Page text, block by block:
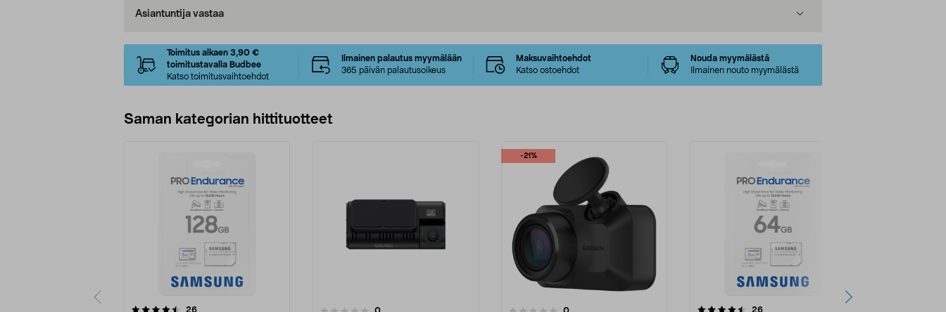
Asiantuntija vastaa
Toimitus alkaen 3,90 €
toimitustavalla Budbee
Katso toimitusvaihtoehdot
Ilmainen palautus myymälään
365 päivän palautusoikeus
Maksuvaihtoehdot
Katso ostoehdot
Nouda myymälästä
Ilmainen nouto myymälästä
Saman kategorian hittituotteet
26arvostelut arvostelut
-21%
arvostelut
4.5 viidestä
26arvostelut